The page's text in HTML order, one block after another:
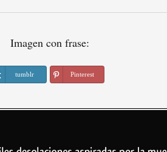
Imagen con frase:
tumblr Pinterest